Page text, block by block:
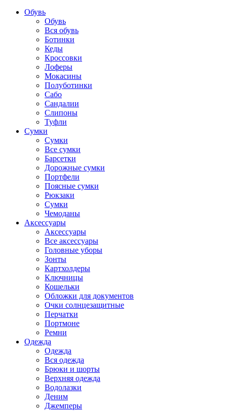
Обувь
Обувь
Вся обувь
Ботинки
Кеды
Кроссовки
Лоферы
Мокасины
Полуботинки
Сабо
Сандалии
Слипоны
Туфли
Сумки
Сумки
Все сумки
Барсетки
Дорожные сумки
Портфели
Поясные сумки
Рюкзаки
Сумки
Чемоданы
Аксессуары
Аксессуары
Все аксессуары
Головные уборы
Зонты
Картхолдеры
Ключницы
Кошельки
Обложки для документов
Очки солнцезащитные
Перчатки
Портмоне
Ремни
Одежда
Одежда
Вся одежда
Брюки и шорты
Верхняя одежда
Водолазки
Деним
Джемперы